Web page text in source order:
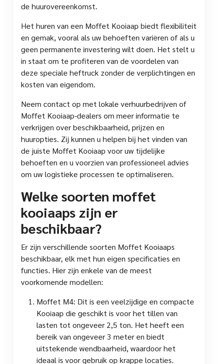
de huurovereenkomst.
Het huren van een Moffet Kooiaap biedt flexibiliteit
en gemak, vooral als uw behoeften variëren of als u
geen permanente investering wilt doen. Het stelt u
in staat om te profiteren van de voordelen van
deze speciale heftruck zonder de verplichtingen en
kosten van eigendom.
Neem contact op met lokale verhuurbedrijven of
Moffet Kooiaap-dealers om meer informatie te
verkrijgen over beschikbaarheid, prijzen en
huuropties. Zij kunnen u helpen bij het vinden van
de juiste Moffet Kooiaap voor uw tijdelijke
behoeften en u voorzien van professioneel advies
om uw logistieke processen te optimaliseren.
Welke soorten moffet
kooiaaps zijn er
beschikbaar?
Er zijn verschillende soorten Moffet Kooiaaps
beschikbaar, elk met hun eigen specificaties en
functies. Hier zijn enkele van de meest
voorkomende modellen:
Moffet M4: Dit is een veelzijdige en compacte
Kooiaap die geschikt is voor het tillen van
lasten tot ongeveer 2,5 ton. Het heeft een
bereik van ongeveer 3 meter en biedt
uitstekende wendbaarheid, waardoor het
ideaal is voor gebruik op krappe locaties.